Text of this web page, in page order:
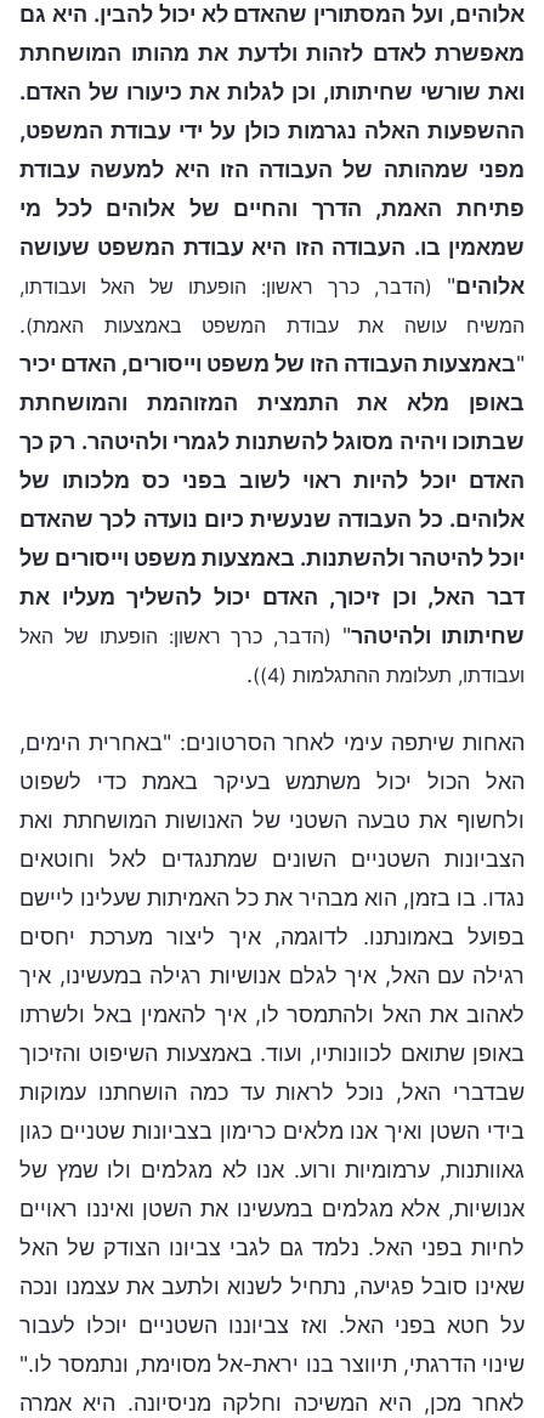
אלוהים, ועל המסתורין שהאדם לא יכול להבין. היא גם
מאפשרת לאדם לזהות ולדעת את מהותו המושחתת
ואת שורשי שחיתותו, וכן לגלות את כיעורו של האדם.
ההשפעות האלה נגרמות כולן על ידי עבודת המשפט,
מפני שמהותה של העבודה הזו היא למעשה עבודת
פתיחת האמת, הדרך והחיים של אלוהים לכל מי
שמאמין בו. העבודה הזו היא עבודת המשפט שעושה
אלוהים"
(הדבר, כרך ראשון: הופעתו של האל ועבודתו,
המשיח עושה את עבודת המשפט באמצעות האמת).
"באמצעות העבודה הזו של משפט וייסורים, האדם יכיר
באופן מלא את התמצית המזוהמת והמושחתת
שבתוכו ויהיה מסוגל להשתנות לגמרי ולהיטהר. רק כך
האדם יוכל להיות ראוי לשוב בפני כס מלכותו של
אלוהים. כל העבודה שנעשית כיום נועדה לכך שהאדם
יוכל להיטהר ולהשתנות. באמצעות משפט וייסורים של
דבר האל, וכן זיכוך, האדם יכול להשליך מעליו את
שחיתותו ולהיטהר" (הדבר, כרך ראשון: הופעתו של האל
ועבודתו, תעלומת ההתגלמות (4))
.
האחות שיתפה עימי לאחר הסרטונים: "באחרית הימים,
האל הכול יכול משתמש בעיקר באמת כדי לשפוט
ולחשוף את טבעה השטני של האנושות המושחתת ואת
הצביונות השטניים השונים שמתנגדים לאל וחוטאים
נגדו. בו בזמן, הוא מבהיר את כל האמיתות שעלינו ליישם
בפועל באמונתנו. לדוגמה, איך ליצור מערכת יחסים
רגילה עם האל, איך לגלם אנושיות רגילה במעשינו, איך
לאהוב את האל ולהתמסר לו, איך להאמין באל ולשרתו
באופן שתואם לכוונותיו, ועוד. באמצעות השיפוט והזיכוך
שבדברי האל, נוכל לראות עד כמה הושחתנו עמוקות
בידי השטן ואיך אנו מלאים כרימון בצביונות שטניים כגון
גאוותנות, ערמומיות ורוע. אנו לא מגלמים ולו שמץ של
אנושיות, אלא מגלמים במעשינו את השטן ואיננו ראויים
לחיות בפני האל. נלמד גם לגבי צביונו הצודק של האל
שאינו סובל פגיעה, נתחיל לשנוא ולתעב את עצמנו ונכה
על חטא בפני האל. ואז צביוננו השטניים יוכלו לעבור
שינוי הדרגתי, תיווצר בנו יראת-אל מסוימת, ונתמסר לו."
לאחר מכן, היא המשיכה וחלקה מניסיונה. היא אמרה